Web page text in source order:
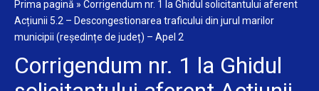
Prima pagină » Corrigendum nr. 1 la Ghidul solicitantului aferent
Acțiunii 5.2 – Descongestionarea traficului din jurul marilor
municipii (reședințe de județ) – Apel 2
Corrigendum nr. 1 la Ghidul